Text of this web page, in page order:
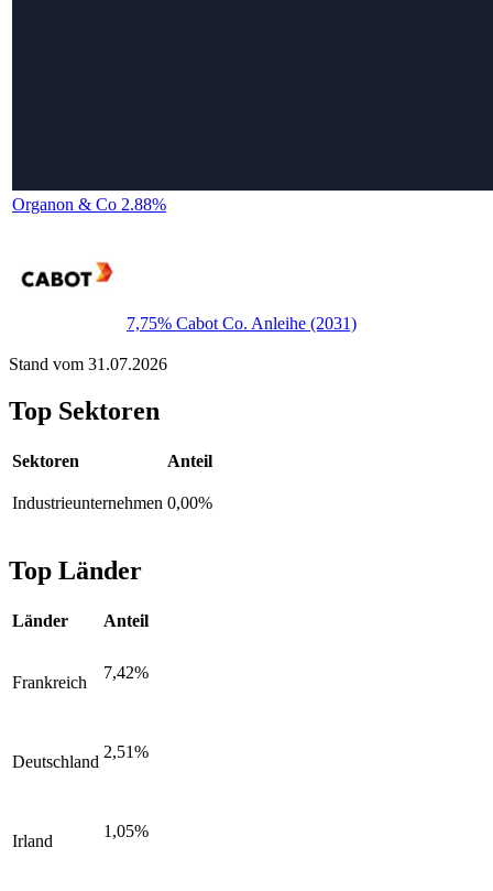
Organon & Co 2.88%
7,75% Cabot Co. Anleihe (2031)
Stand vom 31.07.2026
Top Sektoren
Sektoren Anteil
Industrieunternehmen 0,00%
Top Länder
Länder Anteil
Frankreich
7,42%
Deutschland
2,51%
Irland
1,05%